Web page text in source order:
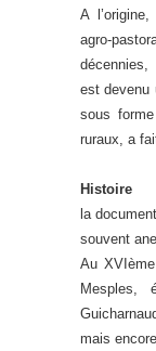
A
agro-
est devenu
sous
ruraux, a
Histoire
la
souvent
Au
Mesples,
mais